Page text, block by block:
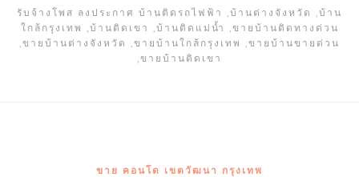
รับจ้างโพส ลงประกาศ บ้านติดรถไฟฟ้า ,บ้านต่างจังหวัด ,บ้าน
ใกล้กรุงเทพ ,บ้านติดเขา ,บ้านติดแม่น้ำ ,ขายบ้านติดทางด่วน
,ขายบ้านต่างจังหวัด ,ขายบ้านใกล้กรุงเทพ ,ขายบ้านขายด่วน
,ขายบ้านติดเขา
ขาย คอนโด เขตวัฒนา กรุงเทพ